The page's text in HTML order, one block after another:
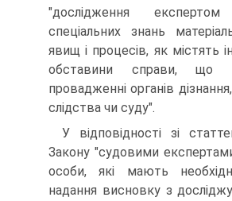
"дослiдження
спецiальних знань
явищ i процесiв, як мiстять
обставини справи, що
провадженнi органiв
слiдства чи суду".
У відповідності зі
Закону "судовими
особи, якi мають
надання висновку з